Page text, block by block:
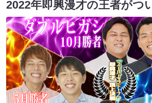
2022年即興漫才の王者がつ